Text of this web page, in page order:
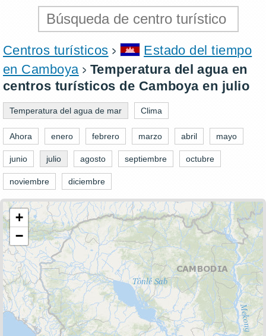
Centros turísticos
Estado del tiempo
en Camboya
Temperatura del agua en
centros turísticos de Camboya en julio
Temperatura del agua de mar Clima
Ahora enero febrero marzo abril mayo
junio julio agosto septiembre octubre
noviembre diciembre
+
−